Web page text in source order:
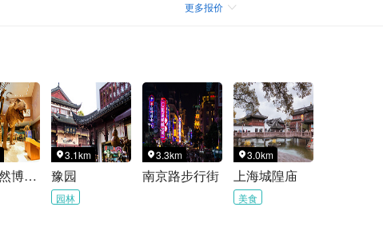
更多报价 
上海自然博物馆
3.1km
豫园
园林
3.3km
南京路步行街
3.0km
上海城隍庙
美食